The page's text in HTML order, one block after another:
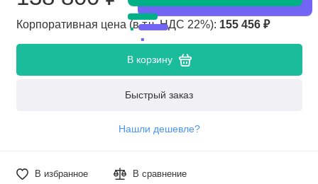
Корпоративная цена (в т.ч. НДС 22%): 155 456 ₽
В корзину
Быстрый заказ
Нашли дешевле?
В избранное В сравнение